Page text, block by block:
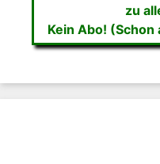
zu
Kein Abo!